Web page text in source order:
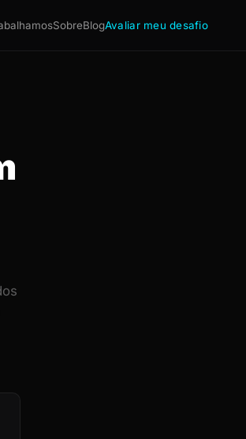
SobreBlogAvaliar meu desafio